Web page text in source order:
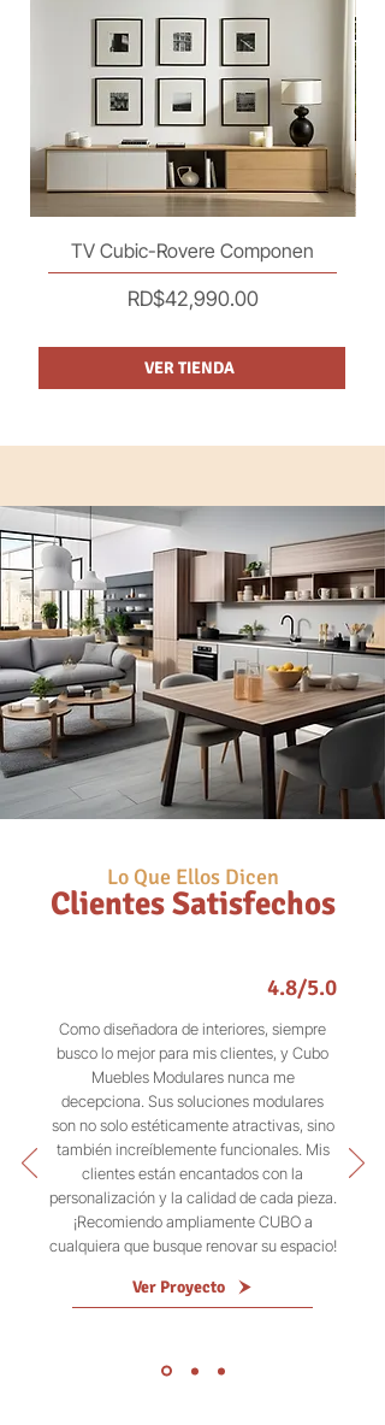
TV Cubic-Rovere Componen
Precio
RD$42,990.00
VER TIENDA
Clientes Satisfechos
Lo Que Ellos Dicen
4.8/5.0
Como diseñadora de interiores, siempre
busco lo mejor para mis clientes, y Cubo
Muebles Modulares nunca me
decepciona. Sus soluciones modulares
son no solo estéticamente atractivas, sino
también increíblemente funcionales. Mis
clientes están encantados con la
personalización y la calidad de cada pieza.
¡Recomiendo ampliamente CUBO a
cualquiera que busque renovar su espacio!
Ver Proyecto